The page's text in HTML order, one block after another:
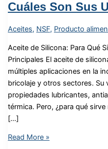
Cuáles Son Sus
Aceites, NSF, Producto
Aceite de Silicona: Para Qué
Principales El aceite de
múltiples aplicaciones en la
bricolaje y otros sectores. Su
propiedades lubricantes,
térmica. Pero, ¿para qué
[…]
Read More »